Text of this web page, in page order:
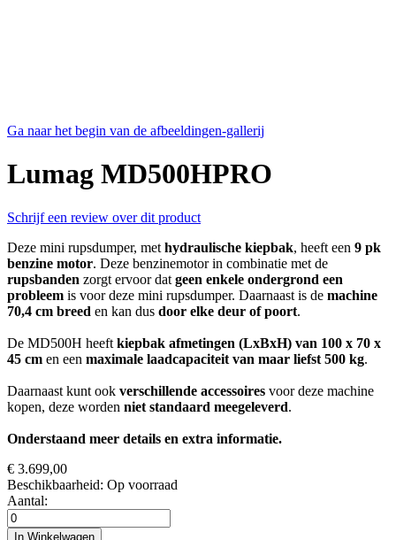
Ga naar het begin van de afbeeldingen-gallerij
Lumag MD500HPRO
Schrijf een review over dit product
Deze mini rupsdumper, met hydraulische kiepbak, heeft een 9 pk
benzine motor. Deze benzinemotor in combinatie met de
rupsbanden zorgt ervoor dat geen enkele ondergrond een
probleem is voor deze mini rupsdumper. Daarnaast is de machine
70,4 cm breed en kan dus door elke deur of poort.
De MD500H heeft kiepbak afmetingen (LxBxH) van 100 x 70 x
45 cm en een maximale laadcapaciteit van maar liefst 500 kg.
Daarnaast kunt ook verschillende accessoires voor deze machine
kopen, deze worden niet standaard meegeleverd.
Onderstaand meer details en extra informatie.
€ 3.699,00
Beschikbaarheid: Op voorraad
Aantal:
In Winkelwagen